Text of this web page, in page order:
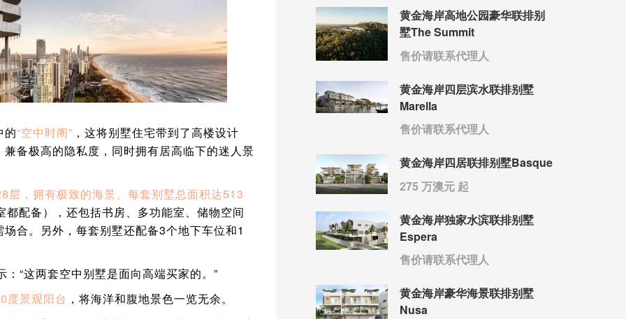
的“空中时阁” ，这将别墅住宅带到了高楼设计
备极高的隐私度，同时拥有居高临下的迷人景
层，拥有极致的海景。每套别墅总面积达513
配备），还包括书房、多功能室、储物空间
合。另外，每套别墅还配备3个地下车位和1
“这两套空中别墅是面向高端买家的。”
度景观阳台 ，将海洋和腹地景色一览无余。
黄金海岸高地公园豪华联排别
墅The Summit
售价请联系代理人
黄金海岸四层滨水联排别墅
Marella
售价请联系代理人
黄金海岸四居联排别墅Basque
275 万澳元 起
黄金海岸独家水滨联排别墅
Espera
售价请联系代理人
黄金海岸豪华海景联排别墅
Nusa